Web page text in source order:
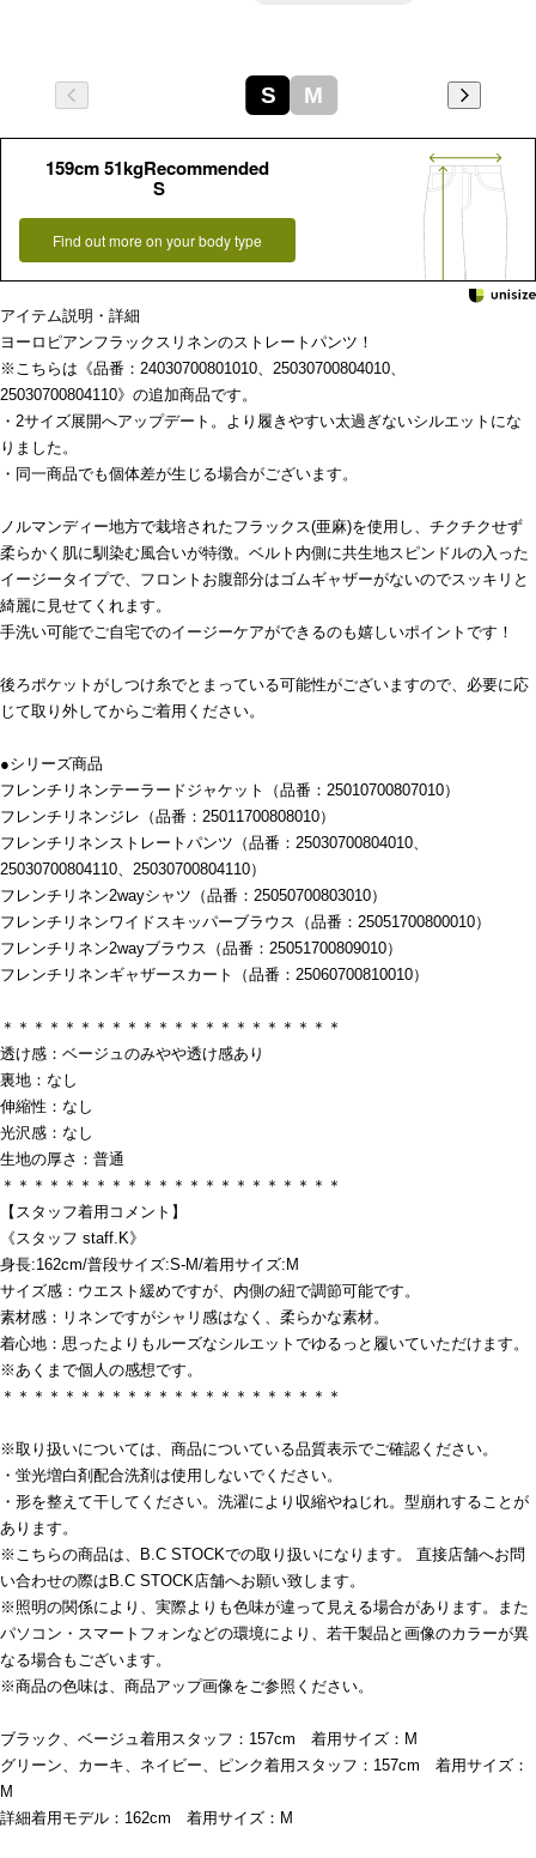
S M
159cm 51kgRecommended
S
Find out more on your body type
アイテム説明・詳細
ヨーロピアンフラックスリネンのストレートパンツ！
※こちらは《品番：24030700801010、25030700804010、
25030700804110》の追加商品です。
・2サイズ展開へアップデート。より履きやすい太過ぎないシルエットにな
りました。
・同一商品でも個体差が生じる場合がございます。
ノルマンディー地方で栽培されたフラックス(亜麻)を使用し、チクチクせず
柔らかく肌に馴染む風合いが特徴。ベルト内側に共生地スピンドルの入った
イージータイプで、フロントお腹部分はゴムギャザーがないのでスッキリと
綺麗に見せてくれます。
手洗い可能でご自宅でのイージーケアができるのも嬉しいポイントです！
後ろポケットがしつけ糸でとまっている可能性がございますので、必要に応
じて取り外してからご着用ください。
●シリーズ商品
フレンチリネンテーラードジャケット（品番：25010700807010）
フレンチリネンジレ（品番：25011700808010）
フレンチリネンストレートパンツ（品番：25030700804010、
25030700804110、25030700804110）
フレンチリネン2wayシャツ（品番：25050700803010）
フレンチリネンワイドスキッパーブラウス（品番：25051700800010）
フレンチリネン2wayブラウス（品番：25051700809010）
フレンチリネンギャザースカート（品番：25060700810010）
＊＊＊＊＊＊＊＊＊＊＊＊＊＊＊＊＊＊＊＊＊＊
透け感：ベージュのみやや透け感あり
裏地：なし
伸縮性：なし
光沢感：なし
生地の厚さ：普通
＊＊＊＊＊＊＊＊＊＊＊＊＊＊＊＊＊＊＊＊＊＊
【スタッフ着用コメント】
《スタッフ staff.K》
身長:162cm/普段サイズ:S-M/着用サイズ:M
サイズ感：ウエスト緩めですが、内側の紐で調節可能です。
素材感：リネンですがシャリ感はなく、柔らかな素材。
着心地：思ったよりもルーズなシルエットでゆるっと履いていただけます。
※あくまで個人の感想です。
＊＊＊＊＊＊＊＊＊＊＊＊＊＊＊＊＊＊＊＊＊＊
※取り扱いについては、商品についている品質表示でご確認ください。
・蛍光増白剤配合洗剤は使用しないでください。
・形を整えて干してください。洗濯により収縮やねじれ。型崩れすることが
あります。
※こちらの商品は、B.C STOCKでの取り扱いになります。 直接店舗へお問
い合わせの際はB.C STOCK店舗へお願い致します。
※照明の関係により、実際よりも色味が違って見える場合があります。また
パソコン・スマートフォンなどの環境により、若干製品と画像のカラーが異
なる場合もございます。
※商品の色味は、商品アップ画像をご参照ください。
ブラック、ベージュ着用スタッフ：157cm 着用サイズ：M
グリーン、カーキ、ネイビー、ピンク着用スタッフ：157cm 着用サイズ：
M
詳細着用モデル：162cm 着用サイズ：M